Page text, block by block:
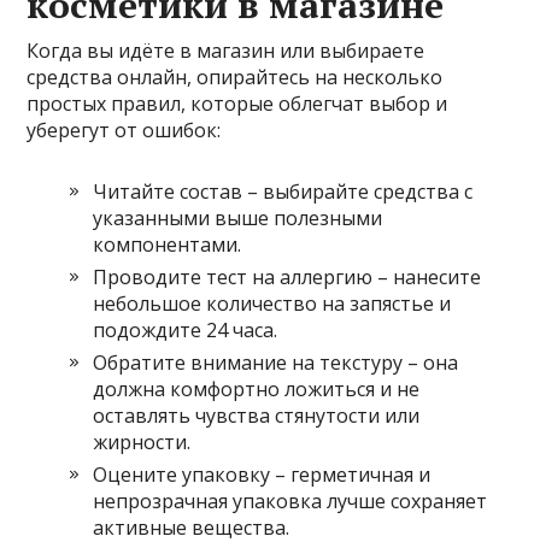
Когда вы идёте в магазин или выбираете
средства онлайн, опирайтесь на несколько
простых правил, которые облегчат выбор и
уберегут от ошибок:
Читайте состав – выбирайте средства с
указанными выше полезными
компонентами.
Проводите тест на аллергию – нанесите
небольшое количество на запястье и
подождите 24 часа.
Обратите внимание на текстуру – она
должна комфортно ложиться и не
оставлять чувства стянутости или
жирности.
Оцените упаковку – герметичная и
непрозрачная упаковка лучше сохраняет
активные вещества.